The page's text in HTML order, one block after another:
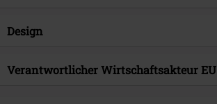
Artikelnummer:
Musikgenre
Death Metal
Design
Produkt-Typ
LP
Verantwortlicher Wirtschaftsakteur EU